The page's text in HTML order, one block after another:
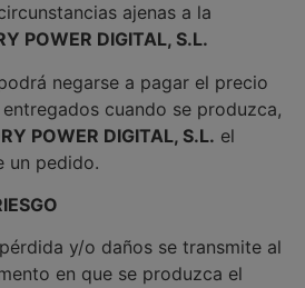
ajenas a la
POWER DIGITAL, S.L.
negarse a pagar el precio
cuando se produzca,
POWER DIGITAL, S.L. el
un pedido.
y/o daños se transmite al
en que se produzca el